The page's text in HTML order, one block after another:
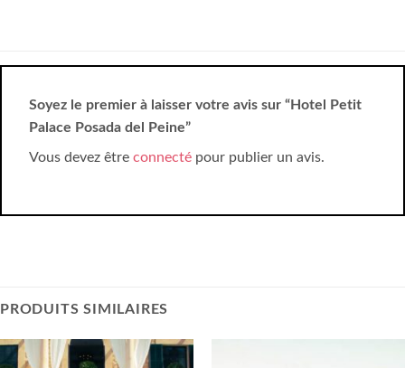
Soyez le premier à laisser votre avis sur “Hotel Petit
Palace Posada del Peine”
Vous devez être connecté pour publier un avis.
PRODUITS SIMILAIRES